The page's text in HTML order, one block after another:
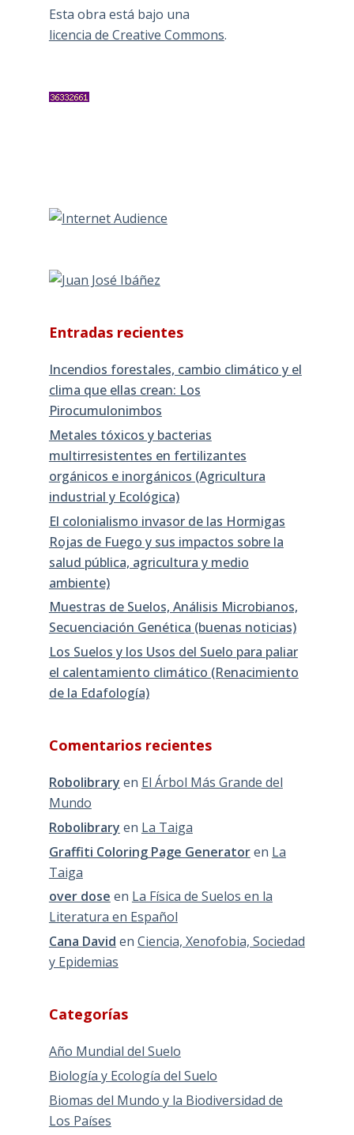
Esta obra está bajo una
licencia de Creative Commons.
Entradas recientes
Incendios forestales, cambio climático y el
clima que ellas crean: Los
Pirocumulonimbos
Metales tóxicos y bacterias
multirresistentes en fertilizantes
orgánicos e inorgánicos (Agricultura
industrial y Ecológica)
El colonialismo invasor de las Hormigas
Rojas de Fuego y sus impactos sobre la
salud pública, agricultura y medio
ambiente)
Muestras de Suelos, Análisis Microbianos,
Secuenciación Genética (buenas noticias)
Los Suelos y los Usos del Suelo para paliar
el calentamiento climático (Renacimiento
de la Edafología)
Comentarios recientes
Robolibrary en El Árbol Más Grande del
Mundo
Robolibrary en La Taiga
Graffiti Coloring Page Generatoren La
Taiga
over dose en La Física de Suelos en la
Literatura en Español
Cana David en Ciencia, Xenofobia, Sociedad
y Epidemias
Categorías
Año Mundial del Suelo
Biología y Ecología del Suelo
Biomas del Mundo y la Biodiversidad de
Los Países